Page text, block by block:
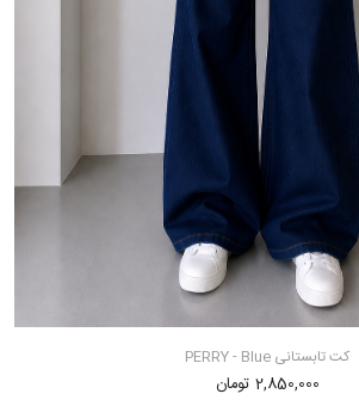
کت تابستانی PERRY - Blue
2,850,000 تومان